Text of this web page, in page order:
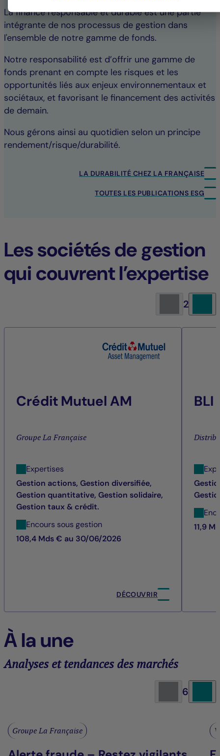
La finance responsable et durable est une partie
intégrante de nos processus de gestion dans
l'ensemble de notre gamme de fonds.
Notre responsabilité est d’offrir une gamme de
fonds prenant en compte les risques et les
opportunités liés aux enjeux environnementaux et
sociétaux, et favorisant le financement des activités
de demain.
Nous gérons ainsi au quotidien selon un principe
rendement/risque/durabilité.
LA DURABILITÉ CHEZ LA FRANÇAISE
TOUTES LES PUBLICATIONS ESG
Les sociétés de gestion
qui couvrent l’expertise
2
Crédit Mutuel AM
Groupe La Française
Expertises
Gestion actions, Gestion diversifiée,
Gestion quantitative, Gestion solidaire,
Gestion taux & crédit.
Encours sous gestion
108,4 Mds € au 30/06/2026
DÉCOUVRIR
BLI
11,9
À la une
Analyses et tendances des marchés
6
Groupe La Française